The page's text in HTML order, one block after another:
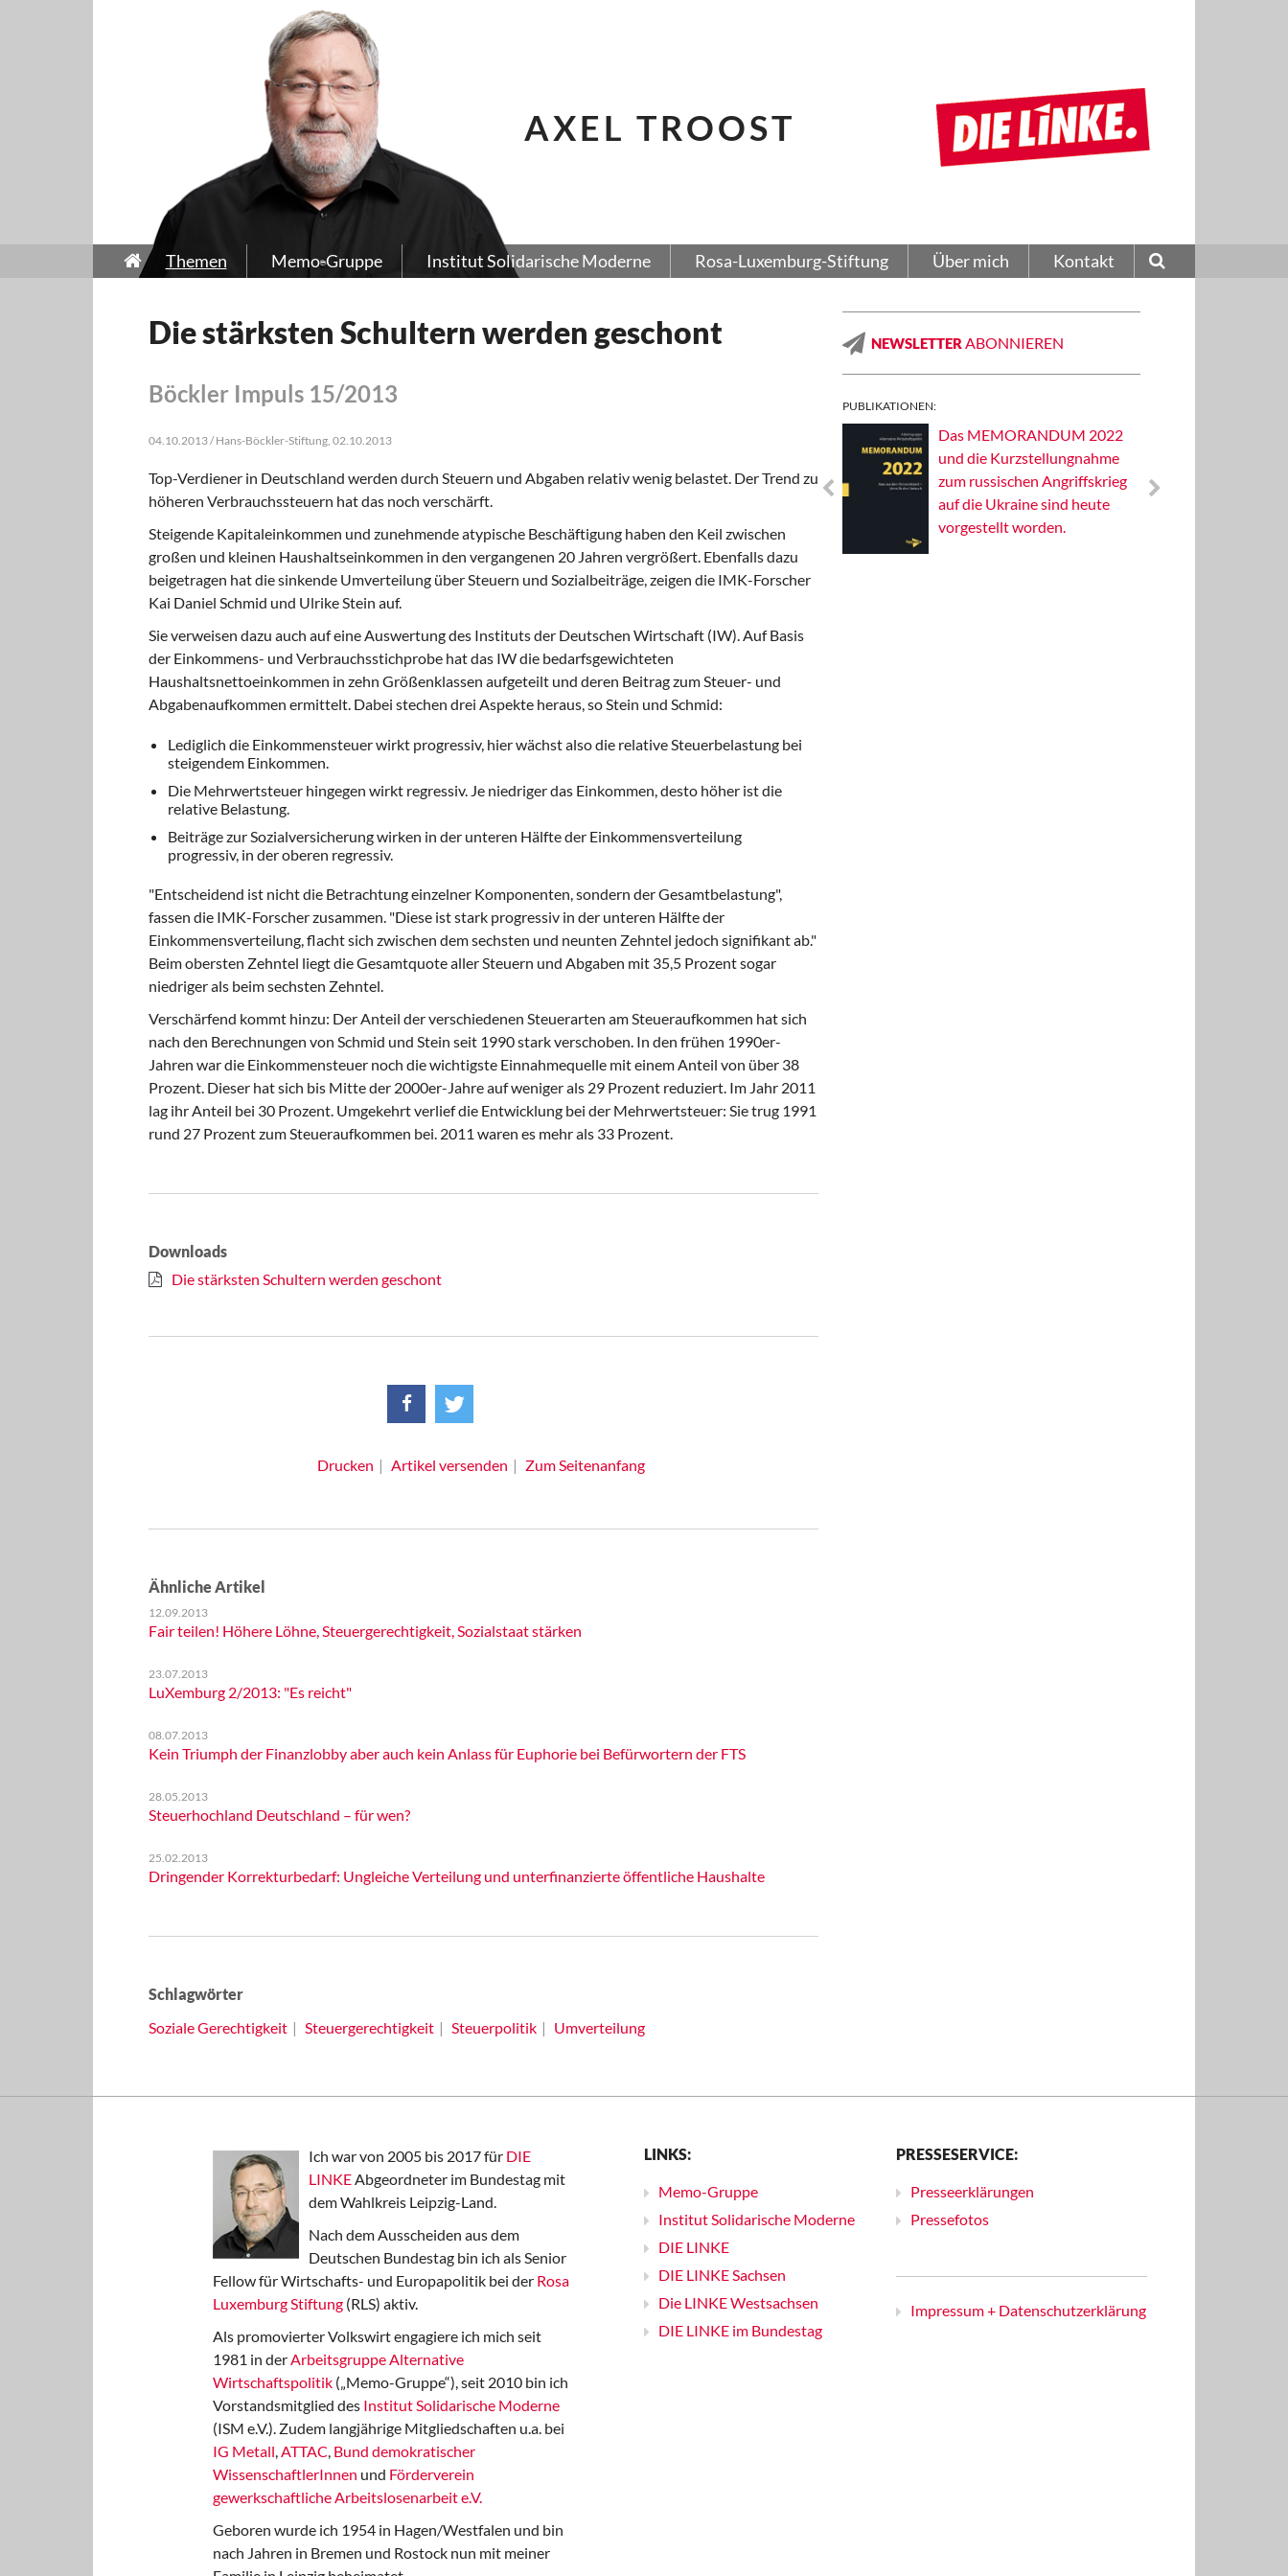
AXEL TROOST
Themen Memo-Gruppe Institut Solidarische Moderne Rosa-Luxemburg-Stiftung Über mich Kontakt
Die stärksten Schultern werden geschont
Böckler Impuls 15/2013
04.10.2013 / Hans-Böckler-Stiftung, 02.10.2013
Top-Verdiener in Deutschland werden durch Steuern und Abgaben relativ wenig belastet. Der Trend zu
höheren Verbrauchssteuern hat das noch verschärft.
Steigende Kapitaleinkommen und zunehmende atypische Beschäftigung haben den Keil zwischen
großen und kleinen Haushaltseinkommen in den vergangenen 20 Jahren vergrößert. Ebenfalls dazu
beigetragen hat die sinkende Umverteilung über Steuern und Sozialbeiträge, zeigen die IMK-Forscher
Kai Daniel Schmid und Ulrike Stein auf.
Sie verweisen dazu auch auf eine Auswertung des Instituts der Deutschen Wirtschaft (IW). Auf Basis
der Einkommens- und Verbrauchsstichprobe hat das IW die bedarfsgewichteten
Haushaltsnettoeinkommen in zehn Größenklassen aufgeteilt und deren Beitrag zum Steuer- und
Abgabenaufkommen ermittelt. Dabei stechen drei Aspekte heraus, so Stein und Schmid:
Lediglich die Einkommensteuer wirkt progressiv, hier wächst also die relative Steuerbelastung bei
steigendem Einkommen.
Die Mehrwertsteuer hingegen wirkt regressiv. Je niedriger das Einkommen, desto höher ist die
relative Belastung.
Beiträge zur Sozialversicherung wirken in der unteren Hälfte der Einkommensverteilung
progressiv, in der oberen regressiv.
"Entscheidend ist nicht die Betrachtung einzelner Komponenten, sondern der Gesamtbelastung",
fassen die IMK-Forscher zusammen. "Diese ist stark progressiv in der unteren Hälfte der
Einkommensverteilung, flacht sich zwischen dem sechsten und neunten Zehntel jedoch signifikant ab."
Beim obersten Zehntel liegt die Gesamtquote aller Steuern und Abgaben mit 35,5 Prozent sogar
niedriger als beim sechsten Zehntel.
Verschärfend kommt hinzu: Der Anteil der verschiedenen Steuerarten am Steueraufkommen hat sich
nach den Berechnungen von Schmid und Stein seit 1990 stark verschoben. In den frühen 1990er-
Jahren war die Einkommensteuer noch die wichtigste Einnahmequelle mit einem Anteil von über 38
Prozent. Dieser hat sich bis Mitte der 2000er-Jahre auf weniger als 29 Prozent reduziert. Im Jahr 2011
lag ihr Anteil bei 30 Prozent. Umgekehrt verlief die Entwicklung bei der Mehrwertsteuer: Sie trug 1991
rund 27 Prozent zum Steueraufkommen bei. 2011 waren es mehr als 33 Prozent.
Downloads
Die stärksten Schultern werden geschont
Drucken Artikel versenden Zum Seitenanfang
Ähnliche Artikel
12.09.2013
Fair teilen! Höhere Löhne, Steuergerechtigkeit, Sozialstaat stärken
23.07.2013
LuXemburg 2/2013: "Es reicht"
08.07.2013
Kein Triumph der Finanzlobby aber auch kein Anlass für Euphorie bei Befürwortern der FTS
28.05.2013
Steuerhochland Deutschland – für wen?
25.02.2013
Dringender Korrekturbedarf: Ungleiche Verteilung und unterfinanzierte öffentliche Haushalte
Schlagwörter
Soziale Gerechtigkeit
Steuergerechtigkeit Steuerpolitik Umverteilung
NEWSLETTER ABONNIEREN
PUBLIKATIONEN:
Das MEMORANDUM 2022
und die Kurzstellungnahme
zum russischen Angriffskrieg
auf die Ukraine sind heute
vorgestellt worden.
Ich war von 2005 bis 2017 für DIE
LINKEAbgeordneter im Bundestag mit
dem Wahlkreis Leipzig-Land.
Nach dem Ausscheiden aus dem
Deutschen Bundestag bin ich als Senior
Fellow für Wirtschafts- und Europapolitik bei der Rosa
Luxemburg Stiftung (RLS) aktiv.
Als promovierter Volkswirt engagiere ich mich seit
1981 in derArbeitsgruppe Alternative
Wirtschaftspolitik („Memo-Gruppe“), seit 2010 bin ich
Vorstandsmitglied des Institut Solidarische Moderne
(ISM e.V.). Zudem langjährige Mitgliedschaften u.a. bei
IG Metall,ATTAC, Bund demokratischer
WissenschaftlerInnen und Förderverein
gewerkschaftliche Arbeitslosenarbeit e.V.
Geboren wurde ich 1954 in Hagen/Westfalen und bin
nach Jahren in Bremen und Rostock nun mit meiner
LINKS:
Memo-Gruppe
Institut Solidarische Moderne
DIE LINKE
DIE LINKE Sachsen
Die LINKE Westsachsen
DIE LINKE im Bundestag
PRESSESERVICE:
Presseerklärungen
Pressefotos
Impressum + Datenschutzerklärung